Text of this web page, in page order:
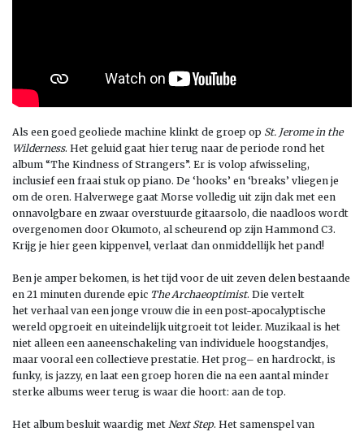
Als een goed geoliede machine klinkt de groep op St. Jerome in the
Wilderness. Het geluid gaat hier terug naar de periode rond het
album “The Kindness of Strangers”. Er is volop afwisseling,
inclusief een fraai stuk op piano. De ‘hooks’ en ‘breaks’ vliegen je
om de oren. Halverwege gaat Morse volledig uit zijn dak met een
onnavolgbare en zwaar overstuurde gitaarsolo, die naadloos wordt
overgenomen door Okumoto, al scheurend op zijn Hammond C3.
Krijg je hier geen kippenvel, verlaat dan onmiddellijkhet pand!
Ben je amper bekomen, is het tijd voor de uit zeven delen bestaande
en 21 minuten durende epic The Archaeoptimist. Die vertelt
het verhaal van een jonge vrouw die in een post-apocalyptische
wereld opgroeit en uiteindelijk uitgroeit tot leider. Muzikaalis het
niet alleen een aaneenschakeling van individuele hoogstandjes,
maar vooral een collectieve prestatie. Het prog– en hardrockt, is
funky, is jazzy, en laat een groep horen die na een aantal minder
sterke albums weer terug is waar die hoort: aan de top.
Het album besluit waardig met Next Step. Het samenspel van